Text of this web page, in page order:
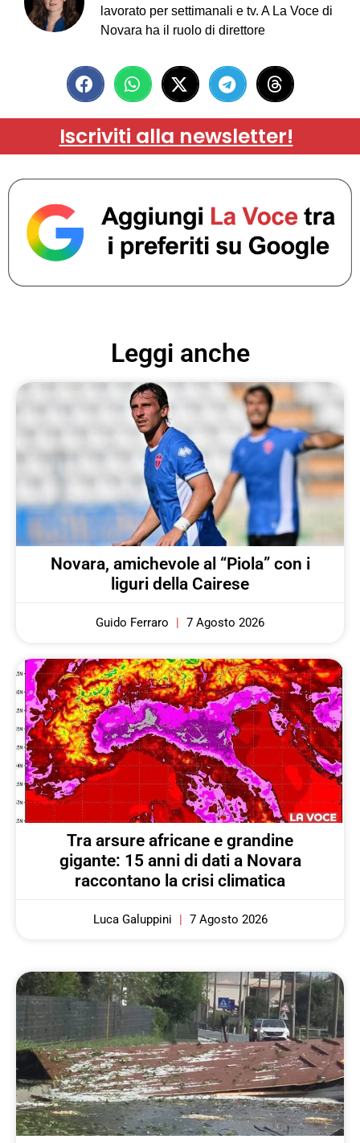
lavorato per settimanali e tv. A La Voce di
Novara ha il ruolo di direttore
Iscriviti alla newsletter!
Leggi anche
Novara, amichevole al “Piola” con i
liguri della Cairese
Guido Ferraro 7 Agosto 2026
Tra arsure africane e grandine
gigante: 15 anni di dati a Novara
raccontano la crisi climatica
Luca Galuppini 7 Agosto 2026